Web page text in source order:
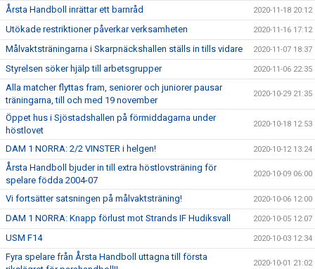
Årsta Handboll inrättar ett barnråd 2020-11-18 20:12
Utökade restriktioner påverkar verksamheten 2020-11-16 17:12
Målvaktsträningarna i Skarpnäckshallen ställs in tills vidare 2020-11-07 18:37
Styrelsen söker hjälp till arbetsgrupper 2020-11-06 22:35
Alla matcher flyttas fram, seniorer och juniorer pausar
träningarna, till och med 19 november
2020-10-29 21:35
Öppet hus i Sjöstadshallen på förmiddagarna under
höstlovet
2020-10-18 12:53
DAM 1 NORRA: 2/2 VINSTER i helgen! 2020-10-12 13:24
Årsta Handboll bjuder in till extra höstlovsträning för
spelare födda 2004-07
2020-10-09 06:00
Vi fortsätter satsningen på målvaktsträning! 2020-10-06 12:00
DAM 1 NORRA: Knapp förlust mot Strands IF Hudiksvall 2020-10-05 12:07
USM F14 2020-10-03 12:34
Fyra spelare från Årsta Handboll uttagna till första
2020-10-01 21:02